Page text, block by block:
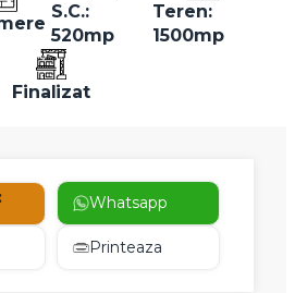
S.C.:
520mp
Teren:
1500mp
Finalizat
Whatsapp
Printeaza